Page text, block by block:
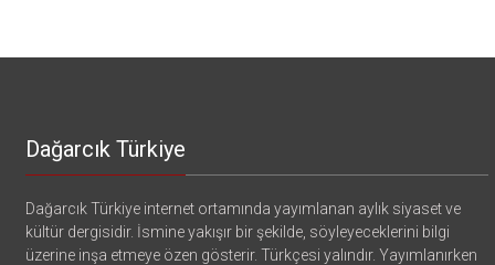
Dağarcık Türkiye
Dağarcık Türkiye internet ortamında yayımlanan aylık siyaset ve
kültür dergisidir. İsmine yakışır bir şekilde, söyleyeceklerini bilgi
üzerine inşa etmeye özen gösterir. Türkçesi yalındır. Yayımlanırken